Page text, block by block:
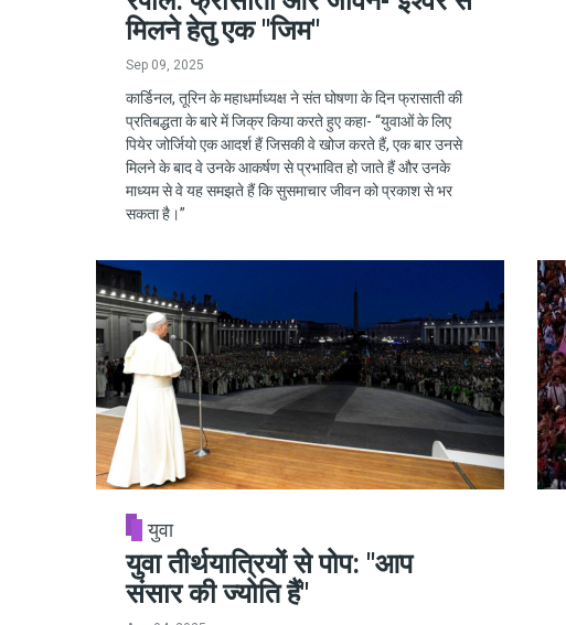
मिलने हेतु एक "जिम"
Sep 09, 2025
कार्डिनल, तूरिन के महाधर्माध्यक्ष ने संत घोषणा के दिन फ्रासाती की
प्रतिबद्धता के बारे में जिक्र किया करते हुए कहा- “युवाओं के लिए
पियेर जोर्जियो एक आदर्श हैं जिसकी वे खोज करते हैं, एक बार उनसे
मिलने के बाद वे उनके आकर्षण से प्रभावित हो जाते हैं और उनके
माध्यम से वे यह समझते हैं कि सुसमाचार जीवन को प्रकाश से भर
सकता है।”
युवा
युवा तीर्थयात्रियों से पोप: "आप
संसार की ज्योति हैं"